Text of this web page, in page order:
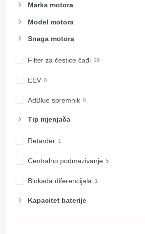
Marka motora
Model motora
Snaga motora
Filter za čestice čađi
EEV
AdBlue spremnik
Tip mјenjača
Retarder
Centralno podmazivanje
Blokada diferencijala
Kapacitet baterije